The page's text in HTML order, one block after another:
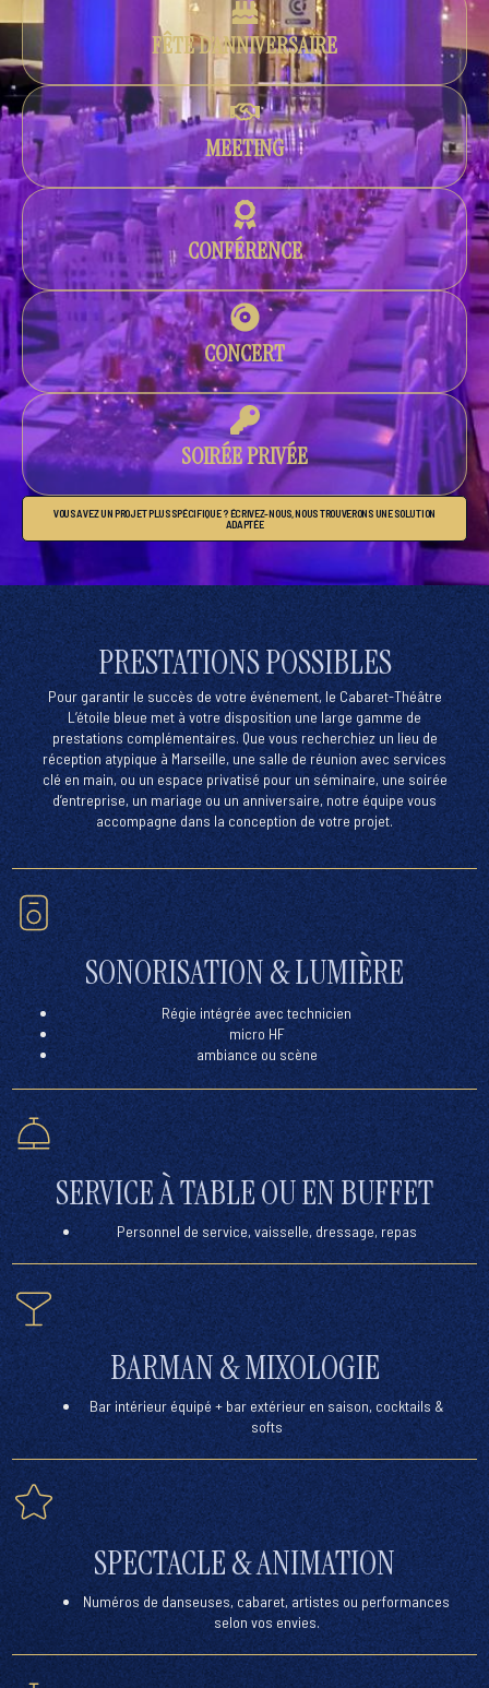
FÊTE D’ANNIVERSAIRE
MEETING
CONFÉRENCE
CONCERT
SOIRÉE PRIVÉE
VOUS AVEZ UN PROJET PLUS SPÉCIFIQUE ? ÉCRIVEZ-NOUS, NOUS TROUVERONS UNE SOLUTION
ADAPTÉE
PRESTATIONS POSSIBLES
Pour garantir le succès de votre événement, leCabaret-Théâtre
L’étoile bleuemet à votre disposition une large gamme de
prestations complémentaires. Que vous recherchiez un lieu de
réception atypique à Marseille, une salle de réunion avec services
clé en main, ou unespace privatisé pour un séminaire, une soirée
d’entreprise, un mariage ou un anniversaire, notre équipe vous
accompagne dans la conception de votre projet.
SONORISATION & LUMIÈRE
Régie intégrée avec technicien
micro HF
ambiance ou scène
SERVICE À TABLE OU EN BUFFET
Personnel de service, vaisselle, dressage, repas
BARMAN & MIXOLOGIE
Bar intérieur équipé + bar extérieur en saison, cocktails &
softs
SPECTACLE & ANIMATION
Numéros de danseuses, cabaret, artistes ou performances
selon vos envies.